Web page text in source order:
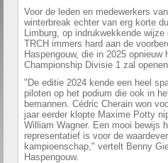
Voor de leden en medewerkers
winterbreak echter van erg korte
Limburg, op indrukwekkende
TRCH immers hard aan de
Haspengouw, die in 2025
Championship Divisie 1 zal openen.
"De editie 2024 kende een heel
piloten op het podium die ook in
bemannen. Cédric Cherain won
jaar eerder klopte Maxime Potty
William Wagner. Een mooi bewijs
representatief is voor de
kampioenschap," vertelt Benny
Haspengouw.